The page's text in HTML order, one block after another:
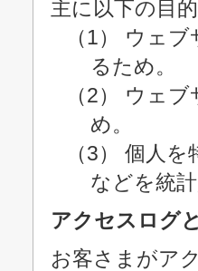
主に以下の目
（1） ウェ
るため。
（2） ウェ
め。
（3） 個人
などを統
アクセスログ
お客さまがア